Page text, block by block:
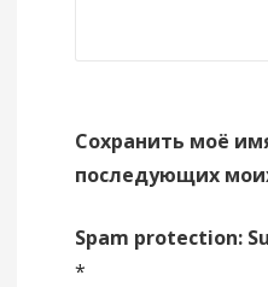
Сохранить моё
последующих
Spam protection:
*